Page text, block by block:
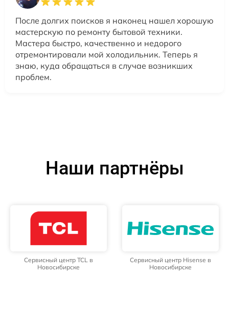
После долгих поисков я наконец нашел хорошую
мастерскую по ремонту бытовой техники.
Мастера быстро, качественно и недорого
отремонтировали мой холодильник. Теперь я
знаю, куда обращаться в случае возникших
проблем.
Наши партнёры
Сервисный центр TCL в
Новосибирске
Сервисный центр Hisense в
Новосибирске